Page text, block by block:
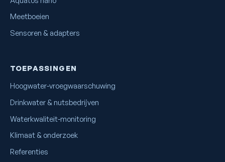
Meetboeien
Sensoren & adapters
TOEPASSINGEN
Hoogwater-vroegwaarschuwing
Drinkwater & nutsbedrijven
Waterkwaliteit-monitoring
Klimaat & onderzoek
Referenties